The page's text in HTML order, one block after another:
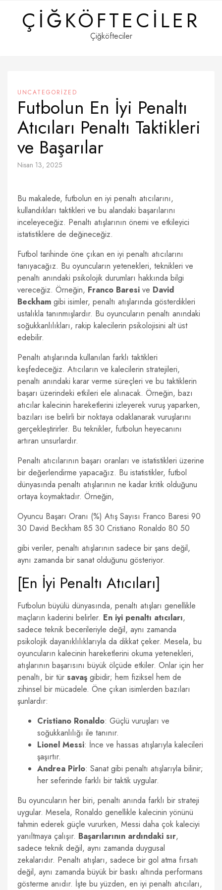
ÇIĞKÖFTECILER
Çiğköfteciler
UNCATEGORIZED
Futbolun En İyi Penaltı
Atıcıları Penaltı Taktikleri
ve Başarılar
Nisan 13, 2025
Bu makalede, futbolun en iyi penaltı atıcılarını,
kullandıkları taktikleri ve bu alandaki başarılarını
inceleyeceğiz. Penaltı atışlarının önemi ve etkileyici
istatistiklere de değineceğiz.
Futbol tarihinde öne çıkan en iyi penaltı atıcılarını
tanıyacağız. Bu oyuncuların yetenekleri, teknikleri ve
penaltı anındaki psikolojik durumları hakkında bilgi
vereceğiz. Örneğin, Franco Baresi ve David
Beckham gibi isimler, penaltı atışlarında gösterdikleri
ustalıkla tanınmışlardır. Bu oyuncuların penaltı anındaki
soğukkanlılıkları, rakip kalecilerin psikolojisini alt üst
edebilir.
Penaltı atışlarında kullanılan farklı taktikleri
keşfedeceğiz. Atıcıların ve kalecilerin stratejileri,
penaltı anındaki karar verme süreçleri ve bu taktiklerin
başarı üzerindeki etkileri ele alınacak. Örneğin, bazı
atıcılar kalecinin hareketlerini izleyerek vuruş yaparken,
bazıları ise belirli bir noktaya odaklanarak vuruşlarını
gerçekleştirirler. Bu teknikler, futbolun heyecanını
artıran unsurlardır.
Penaltı atıcılarının başarı oranları ve istatistikleri üzerine
bir değerlendirme yapacağız. Bu istatistikler, futbol
dünyasında penaltı atışlarının ne kadar kritik olduğunu
ortaya koymaktadır. Örneğin,
Oyuncu Başarı Oranı (%) Atış Sayısı Franco Baresi 90
30 David Beckham 85 30 Cristiano Ronaldo 80 50
gibi veriler, penaltı atışlarının sadece bir şans değil,
aynı zamanda bir sanat olduğunu gösteriyor.
[En İyi Penaltı Atıcıları]
Futbolun büyülü dünyasında, penaltı atışları genellikle
maçların kaderini belirler. En iyi penaltı atıcıları,
sadece teknik becerileriyle değil, aynı zamanda
psikolojik dayanıklılıklarıyla da dikkat çeker. Mesela, bu
oyuncuların kalecinin hareketlerini okuma yetenekleri,
atışlarının başarısını büyük ölçüde etkiler. Onlar için her
penaltı, bir tür savaş gibidir; hem fiziksel hem de
zihinsel bir mücadele. Öne çıkan isimlerden bazıları
şunlardır:
Cristiano Ronaldo: Güçlü vuruşları ve
soğukkanlılığı ile tanınır.
Lionel Messi: İnce ve hassas atışlarıyla kalecileri
şaşırtır.
Andrea Pirlo: Sanat gibi penaltı atışlarıyla bilinir;
her seferinde farklı bir taktik uygular.
Bu oyuncuların her biri, penaltı anında farklı bir strateji
uygular. Mesela, Ronaldo genellikle kalecinin yönünü
tahmin ederek güçle vururken, Messi daha çok kaleciyi
yanıltmaya çalışır. Başarılarının ardındaki sır,
sadece teknik değil, aynı zamanda duygusal
zekalarıdır. Penaltı atışları, sadece bir gol atma fırsatı
değil, aynı zamanda büyük bir baskı altında performans
gösterme anıdır. İşte bu yüzden, en iyi penaltı atıcıları,